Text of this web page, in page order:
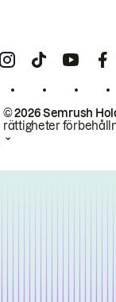
© 2026 Semrush
rättigheter